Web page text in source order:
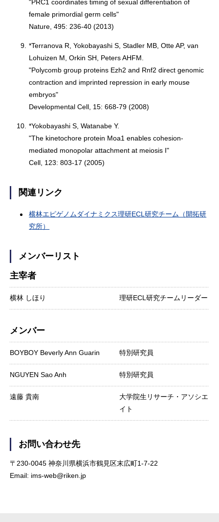
"PRC1 coordinates timing of sexual differentiation of
female primordial germ cells"
Nature, 495: 236-40 (2013)
9. *Terranova R, Yokobayashi S, Stadler MB, Otte AP, van
Lohuizen M, Orkin SH, Peters AHFM.
"Polycomb group proteins Ezh2 and Rnf2 direct genomic
contraction and imprinted repression in early mouse
embryos"
Developmental Cell, 15: 668-79 (2008)
10. *Yokobayashi S, Watanabe Y.
"The kinetochore protein Moa1 enables cohesion-
mediated monopolar attachment at meiosis I"
Cell, 123: 803-17 (2005)
関連リンク
横林エピゲノムダイナミクス理研ECL研究チーム（開拓研
究所）
メンバーリスト
主宰者
横林 しほり 理研ECL研究チームリーダー
メンバー
BOYBOY Beverly Ann Guarin 特別研究員
NGUYEN Sao Anh 特別研究員
遠藤 貴南
大学院生リサーチ・アソシエ
イト
お問い合わせ先
〒230-0045 神奈川県横浜市鶴見区末広町1-7-22
Email: ims-web@riken.jp